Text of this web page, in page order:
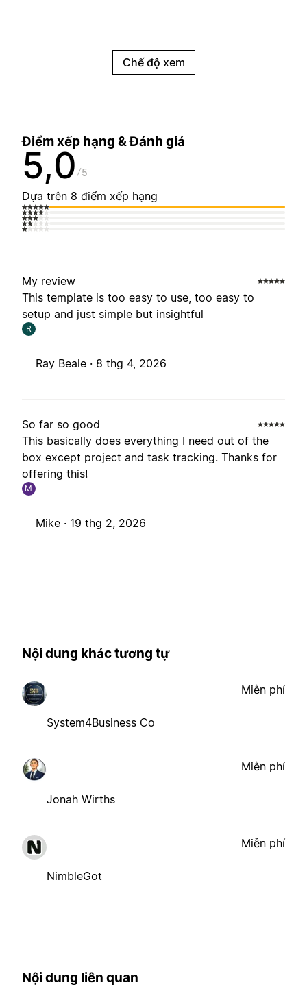
Chế độ xem
Điểm xếp hạng & Đánh giá
5,0 5
Dựa trên 8 điểm xếp hạng
My review
This template is too easy to use, too easy to
setup and just simple but insightful
R
Ray Beale · 8 thg 4, 2026
So far so good
This basically does everything I need out of the
box except project and task tracking. Thanks for
offering this!
M
Mike · 19 thg 2, 2026
Nội dung khác tương tự
System4Business Co
Miễn phí
Jonah Wirths
Miễn phí
NimbleGot
Miễn phí
Nội dung liên quan